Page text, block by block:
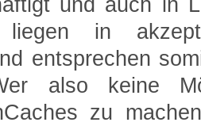
und auch in
liegen in
entsprechen
also keine
zu